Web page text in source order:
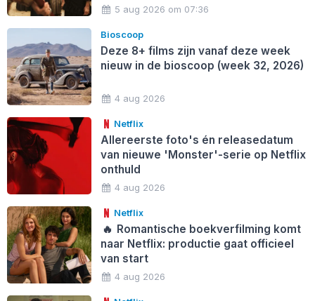
5 aug 2026 om 07:36
Bioscoop
Deze 8+ films zijn vanaf deze week
nieuw in de bioscoop (week 32, 2026)
4 aug 2026
Netflix
Allereerste foto's én releasedatum
van nieuwe 'Monster'-serie op Netflix
onthuld
4 aug 2026
Netflix
🔥 Romantische boekverfilming komt
naar Netflix: productie gaat officieel
van start
4 aug 2026